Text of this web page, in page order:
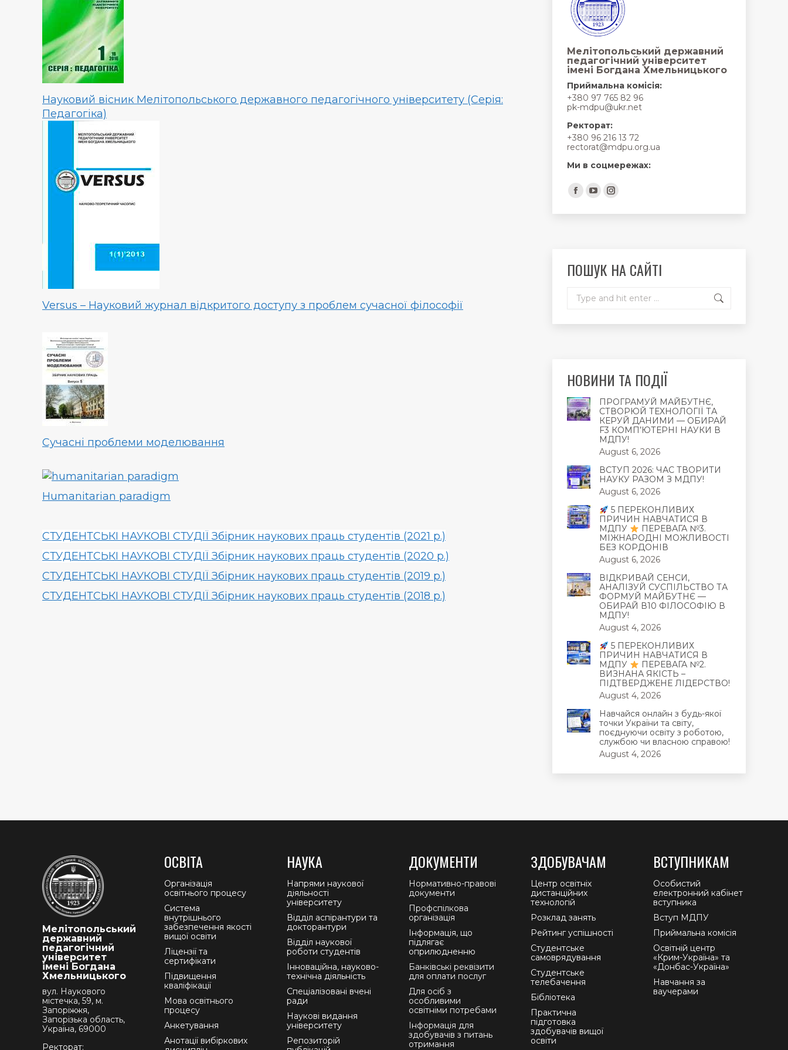
Науковий вісник Мелітопольського державного педагогічного університету (Серія:
Педагогіка)
Versus – Науковий журнал відкритого доступу з проблем сучасної філософії
Cучасні проблеми моделювання
Humanitarian paradigm
СТУДЕНТСЬКІ НАУКОВІ СТУДІЇ Збірник наукових праць студентів (2021 р.)
СТУДЕНТСЬКІ НАУКОВІ СТУДІЇ Збірник наукових праць студентів (2020 р.)
СТУДЕНТСЬКІ НАУКОВІ СТУДІЇ Збірник наукових праць студентів (2019 р.)
СТУДЕНТСЬКІ НАУКОВІ СТУДІЇ Збірник наукових праць студентів (2018 р.)
Мелітопольський державний
педагогічний університет
імені Богдана Хмельницького
Приймальна комісія:
+380 97 765 82 96
pk-mdpu@ukr.net
Ректорат:
+380 96 216 13 72
rectorat@mdpu.org.ua
Ми в соцмережах:
Find us on:
Facebook
page
window
YouTube
page
window
Instagram
page
window
ПОШУК НА САЙТІ
НОВИНИ ТА ПОДІЇ
ПРОГРАМУЙ МАЙБУТНЄ,
СТВОРЮЙ ТЕХНОЛОГІЇ ТА
КЕРУЙ ДАНИМИ — ОБИРАЙ
F3 КОМП’ЮТЕРНІ НАУКИ В
МДПУ!
August 6, 2026
ВСТУП 2026: ЧАС ТВОРИТИ
НАУКУ РАЗОМ З МДПУ!
August 6, 2026
5 ПЕРЕКОНЛИВИХ
ПРИЧИН НАВЧАТИСЯ В
МДПУ
ПЕРЕВАГА №3.
МІЖНАРОДНІ МОЖЛИВОСТІ
БЕЗ КОРДОНІВ
August 6, 2026
ВІДКРИВАЙ СЕНСИ,
АНАЛІЗУЙ СУСПІЛЬСТВО ТА
ФОРМУЙ МАЙБУТНЄ —
ОБИРАЙ В10 ФІЛОСОФІЮ В
МДПУ!
August 4, 2026
5 ПЕРЕКОНЛИВИХ
ПРИЧИН НАВЧАТИСЯ В
МДПУ
ПЕРЕВАГА №2.
ВИЗНАНА ЯКІСТЬ –
ПІДТВЕРДЖЕНЕ ЛІДЕРСТВО!
August 4, 2026
Навчайся онлайн з будь-якої
точки України та світу,
поєднуючи освіту з роботою,
службою чи власною справою!
August 4, 2026
Мелітопольський
державний
педагогічний
університет
імені Богдана
Хмельницького
вул. Наукового
містечка, 59, м.
Запоріжжя,
Запорізька область,
Україна, 69000
Ректорат:
ОСВІТА
Організація
освітнього процесу
Система
внутрішнього
забезпечення якості
вищої освіти
Ліцензії та
сертифікати
Підвищення
кваліфікації
Мова освітнього
процесу
Анкетування
Анотації вибіркових
НАУКА
Напрями наукової
діяльності
університету
Відділ аспірантури та
докторантури
Відділ наукової
роботи студентів
Інноваційна, науково-
технічна діяльність
Спеціалізовані вчені
ради
Наукові видання
університету
Репозиторій
ДОКУМЕНТИ
Нормативно-правові
документи
Профспілкова
організація
Інформація, що
підлягає
оприлюдненню
Банківські реквізити
для оплати послуг
Для осіб з
особливими
освітніми потребами
Інформація для
здобувачів з питань
отримання
ЗДОБУВАЧАМ
Центр освітніх
дистанційних
технологій
Розклад занять
Рейтинг успішності
Студентське
самоврядування
Студентське
телебачення
Бібліотека
Практична
підготовка
здобувачів вищої
освіти
ВСТУПНИКАМ
Особистий
електронний кабінет
вступника
Вступ МДПУ
Приймальна комісія
Освітній центр
«Крим-Україна» та
«Донбас-Україна»
Навчання за
ваучерами